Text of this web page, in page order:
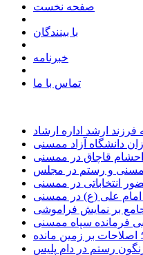
صفحه نخست
با بینندگان
خبرنامه
تماس با ما
ارشد اداره ارشاد
دانشگاه آزاد ممسنی
قاچاق در ممسنی
و رستم در مجلس
انتخاباتی در ممسنی
علی (ع) در ممسنی
بر نمایش فراموشی
فرمانده سپاه ممسنی
اصلاحات بر زمین مانده
رستم در دام پلیس